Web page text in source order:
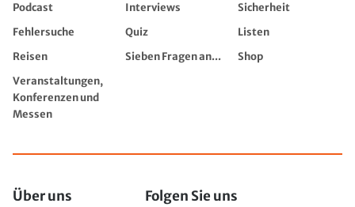
Podcast
Interviews
Sicherheit
Fehlersuche
Quiz
Listen
Reisen
Sieben Fragen an...
Shop
Veranstaltungen,
Konferenzen und
Messen
Über uns Folgen Sie uns